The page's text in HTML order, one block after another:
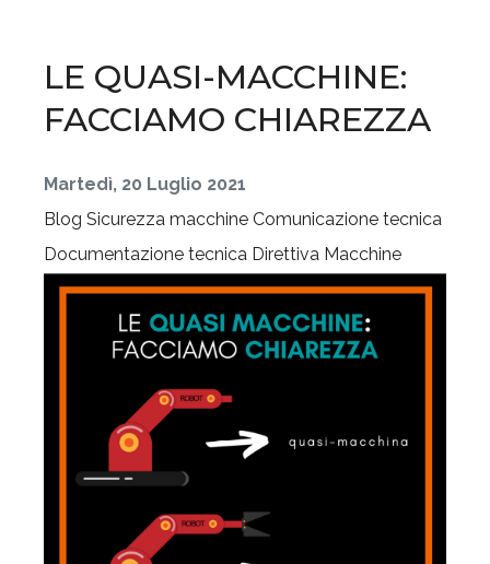
LE QUASI-MACCHINE:
FACCIAMO CHIAREZZA
Martedì, 20 Luglio 2021
Blog Sicurezza macchine Comunicazione tecnica
Documentazione tecnica Direttiva Macchine